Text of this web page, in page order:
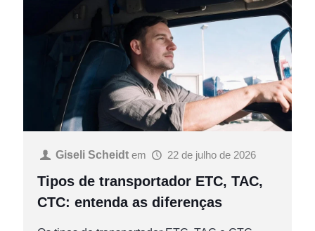
Giseli Scheidt em 22 de julho de 2026
Tipos de transportador ETC, TAC,
CTC: entenda as diferenças